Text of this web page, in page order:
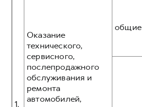
Автомобильные аксессуары
Коллекция CITY
Коллекция Базовая
Коллекция Детская
Коллекция Детская
1.
Оказание
технического,
сервисного,
послепродажного
обслуживания и
ремонта
автомобилей,
общие